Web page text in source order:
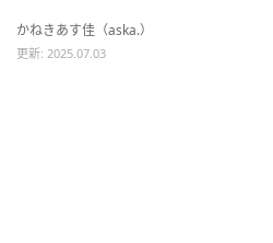
かねきあす佳（aska.）
更新: 2025.07.03